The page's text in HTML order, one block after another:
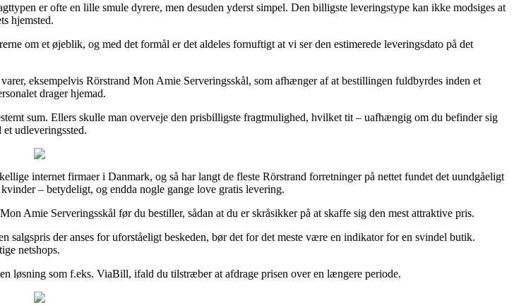
er ofte en lille smule dyrere, men desuden yderst simpel. Den billigste leveringstype kan ikke modsiges at
hjemsted.
om et øjeblik, og med det formål er det aldeles fornuftigt at vi ser den estimerede leveringsdato på det
eksempelvis Rörstrand Mon Amie Serveringsskål, som afhænger af at bestillingen fuldbyrdes inden et
drager hjemad.
sum. Ellers skulle man overveje den prisbilligste fragtmulighed, hvilket tit – uafhængig om du befinder sig
udleveringssted.
internet firmaer i Danmark, og så har langt de fleste Rörstrand forretninger på nettet fundet det uundgåeligt
– betydeligt, og endda nogle gange love gratis levering.
Amie Serveringsskål før du bestiller, sådan at du er skråsikker på at skaffe sig den mest attraktive pris.
der anses for uforståeligt beskeden, bør det for det meste være en indikator for en svindel butik.
netshops.
løsning som f.eks. ViaBill, ifald du tilstræber at afdrage prisen over en længere periode.